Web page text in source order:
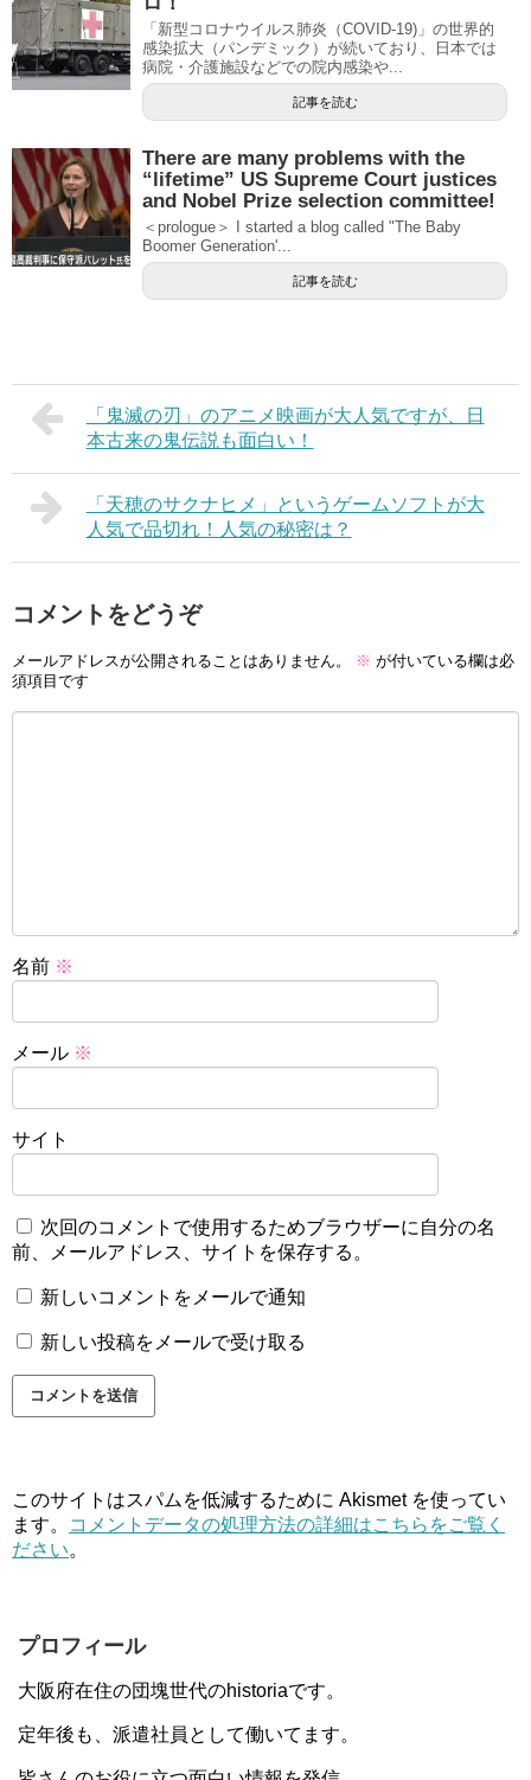
「新型コロナウイルス肺炎（COVID-19)」の世界的
感染拡大（パンデミック）が続いており、日本では
病院・介護施設などでの院内感染や...
記事を読む
There are many problems with the
“lifetime” US Supreme Court justices
and Nobel Prize selection committee!
＜prologue＞ I started a blog called "The Baby
Boomer Generation'...
記事を読む
「鬼滅の刃」のアニメ映画が大人気ですが、日
本古来の鬼伝説も面白い！
「天穂のサクナヒメ」というゲームソフトが大
人気で品切れ！人気の秘密は？
コメントをどうぞ
メールアドレスが公開されることはありません。 ※ が付いている欄は必
須項目です
名前 ※
メール ※
サイト
次回のコメントで使用するためブラウザーに自分の名
前、メールアドレス、サイトを保存する。
新しいコメントをメールで通知
新しい投稿をメールで受け取る
このサイトはスパムを低減するために Akismet を使ってい
ます。
コメントデータの処理方法の詳細はこちらをご覧く
ださい。
プロフィール
大阪府在住の団塊世代のhistoriaです。
定年後も、派遣社員として働いてます。